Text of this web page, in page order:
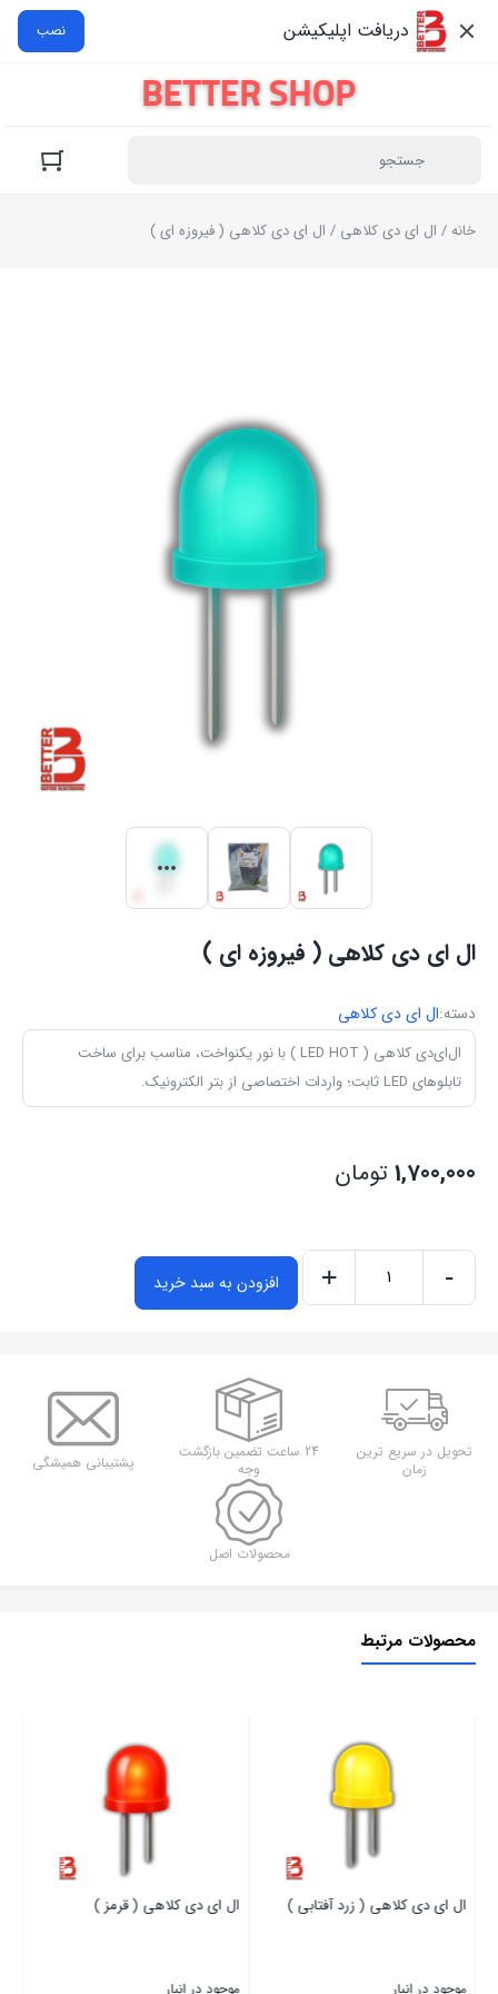
دریافت اپلیکیشن نصب
خانه/ ال ای دی کلاهی / ال ای دی کلاهی ( فیروزه ای )
ال ای دی کلاهی ( فیروزه ای )
دسته:ال ای دی کلاهی
ال‌ای‌دی کلاهی ( LED HOT ) با نور یکنواخت، مناسب برای ساخت
تابلوهای LED ثابت؛ واردات اختصاصی از بتر الکترونیک.
1,700,000 تومان
فیروزه
-
+ افزودن به سبد خرید
تحویل در سریع ترین
زمان
24 ساعت تضمین بازگشت
وجه
پشتیبانی همیشگی
محصولات اصل
محصولات مرتبط
ال ای دی کلاهی ( زرد آفتابی )
موجود در انبار
ال ای دی کلاهی ( قرمز )
موجود در انبار